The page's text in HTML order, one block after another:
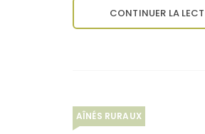
CONTINUER LA
AÎNÉS RURAUX